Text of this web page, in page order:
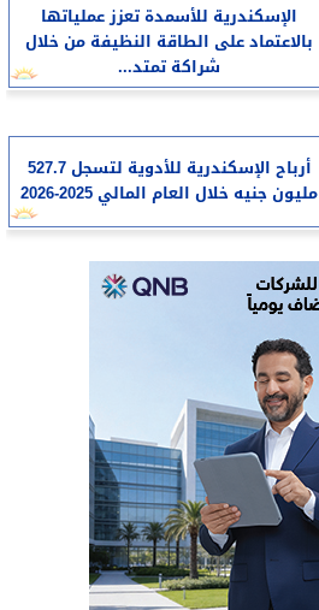
الإسكندرية للأسمدة تعزز عملياتها
بالاعتماد على الطاقة النظيفة من خلال
شراكة تمتد...
أرباح الإسكندرية للأدوية لتسجل 527.7
مليون جنيه خلال العام المالي 2025-2026